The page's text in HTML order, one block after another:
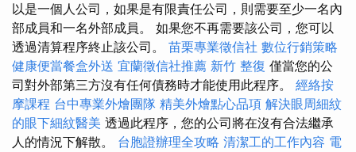
以是一個人公司，如果是有限責任公司，則需要至少一名內
部成員和一名外部成員。 如果您不再需要該公司，您可以
透過清算程序終止該公司。 苗栗專業徵信社 數位行銷策略
健康便當餐盒外送 宜蘭徵信社推薦 新竹 整復 僅當您的公
司對外部第三方沒有任何債務時才能使用此程序。 經絡按
摩課程 台中專業外燴團隊 精美外燴點心品項 解決眼周細紋
的眼下細紋醫美 透過此程序，您的公司將在沒有合法繼承
人的情況下解散。 台胞證辦理全攻略 清潔工的工作內容 電